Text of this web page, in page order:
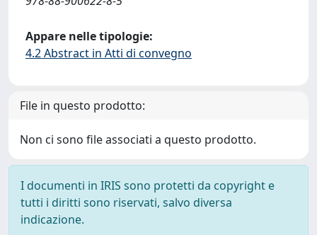
Appare nelle tipologie:
4.2 Abstract in Atti di convegno
File in questo prodotto:
Non ci sono file associati a questo prodotto.
I documenti in IRIS sono protetti da copyright e
tutti i diritti sono riservati, salvo diversa
indicazione.